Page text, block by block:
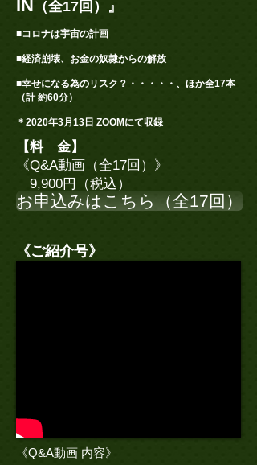
IN （全17回）』
■コロナは宇宙の計画
■経済崩壊、お金の奴隷からの解放
■幸せになる為のリスク？・・・・・、ほか全17本
（計 約60分）
＊2020年3月13日 ZOOMにて収録
【料 金】
《Q&A動画（全17回）》
9,900円（税込）
お申込みはこちら（全17回）
《ご紹介号》
《Q&A動画 内容》